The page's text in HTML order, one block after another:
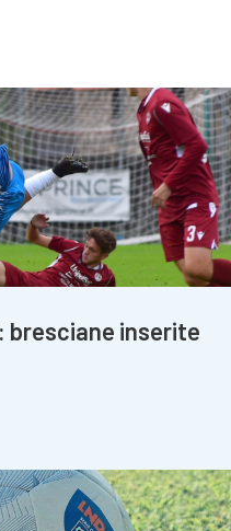
bresciane inserite